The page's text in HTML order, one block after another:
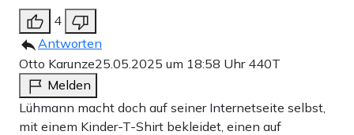
4
Antworten
Otto Karunze25.05.2025 um 18:58 Uhr 440T
Melden
Lühmann macht doch auf seiner Internetseite selbst,
mit einem Kinder-T-Shirt bekleidet, einen auf